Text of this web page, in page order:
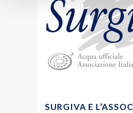
SURGIVA E